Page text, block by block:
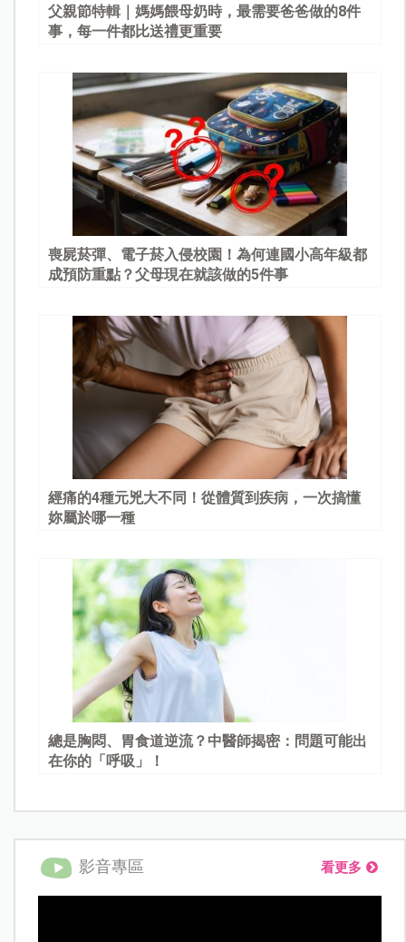
父親節特輯｜媽媽餵母奶時，最需要爸爸做的8件
事，每一件都比送禮更重要
喪屍菸彈、電子菸入侵校園！為何連國小高年級都
成預防重點？父母現在就該做的5件事
經痛的4種元兇大不同！從體質到疾病，一次搞懂
妳屬於哪一種
總是胸悶、胃食道逆流？中醫師揭密：問題可能出
在你的「呼吸」！
影音專區 看更多